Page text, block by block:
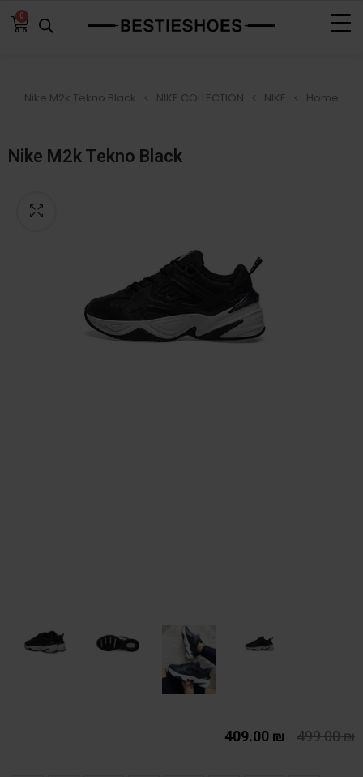
0
Home
NIKE
NIKE COLLECTION
Nike M2k Tekno Black
Nike M2k Tekno Black
499.00₪
409.00 ₪